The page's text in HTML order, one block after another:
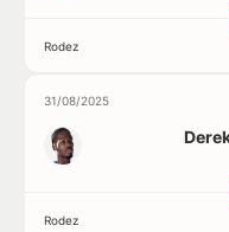
Rodez
31/08/2025
Rodez